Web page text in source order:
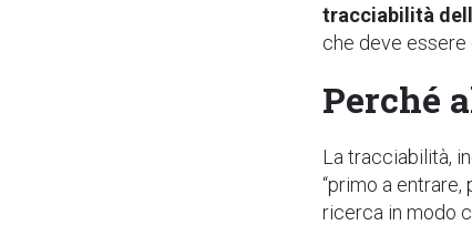
tracciabilità
che deve
Perché
La tracciabilità,
“primo a
ricerca in modo